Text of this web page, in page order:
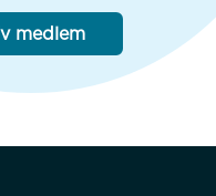
medlem